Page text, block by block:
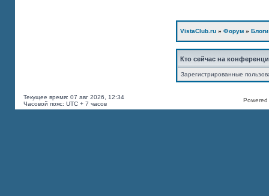
VistaClub.ru » Форум » Блоги
Кто сейчас на
Зарегистрированные
Текущее время: 07 авг 2026, 12:34
Часовой пояс: UTC + 7 часов